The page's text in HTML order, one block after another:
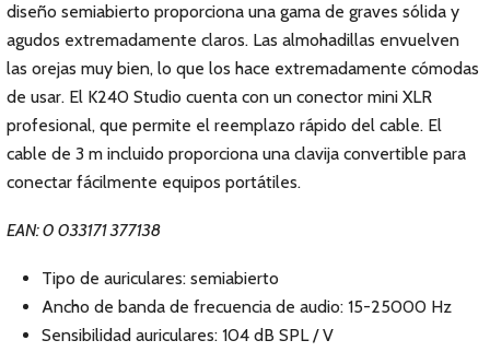
diseño semiabierto proporciona una gama de graves sólida y
agudos extremadamente claros. Las almohadillas envuelven
las orejas muy bien, lo que los hace extremadamente cómodas
de usar. El K240 Studio cuenta con un conector mini XLR
profesional, que permite el reemplazo rápido del cable. El
cable de 3 m incluido proporciona una clavija convertible para
conectar fácilmente equipos portátiles.
EAN: 0 033171 377138
Tipo de auriculares: semiabierto
Ancho de banda de frecuencia de audio: 15-25000 Hz
Sensibilidad auriculares: 104 dB SPL / V